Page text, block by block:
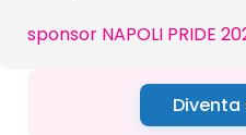
sponsor NAPOLI PRIDE